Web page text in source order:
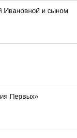
Ивановной и сыном
Первых»